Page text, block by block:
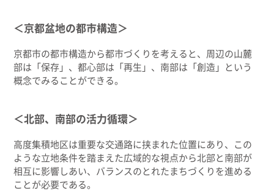
＜京都盆地の都市構造＞
京都市の都市構造から都市づくりを考えると、周辺の山麓
部は「保存」、都心部は「再生」、南部は「創造」という
概念でみることができる。
＜北部、南部の活力循環＞
高度集積地区は重要な交通路に挟まれた位置にあり、この
ような立地条件を踏まえた広域的な視点から北部と南部が
相互に影響しあい、バランスのとれたまちづくりを進める
ことが必要である。